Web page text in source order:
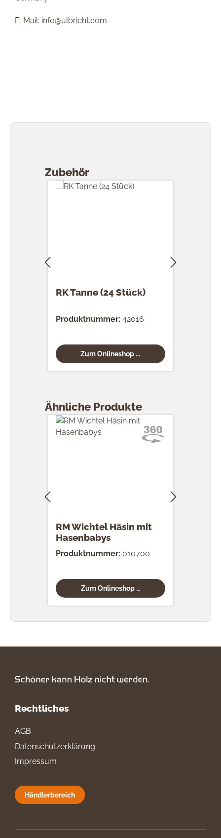
E-Mail: info@ulbricht.com
Zubehör
RK Tanne (24 Stück)
Produktnummer: 42016
Zum Onlineshop ...
Ähnliche Produkte
RM Wichtel Häsin mit
Hasenbabys
Produktnummer: 010700
Zum Onlineshop ...
Rechtliches
AGB
Datenschutzerklärung
Impressum
Händlerbereich